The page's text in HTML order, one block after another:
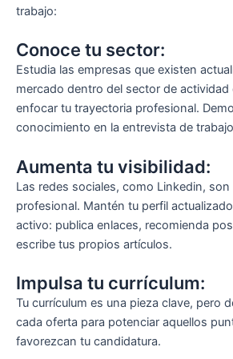
trabajo:
Conoce tu sector:
Estudia las empresas que existen
mercado dentro del sector de actividad
enfocar tu trayectoria profesional.
conocimiento en la entrevista de
Aumenta tu visibilidad:
Las redes sociales, como Linkedin,
profesional. Mantén tu perfil
activo: publica enlaces, recomienda
escribe tus propios artículos.
Impulsa tu currículum:
Tu currículum es una pieza clave, pero
cada oferta para potenciar aquellos
favorezcan tu candidatura.